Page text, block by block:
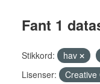
Fant 1
Stikkord: hav
Lisenser:
Creative